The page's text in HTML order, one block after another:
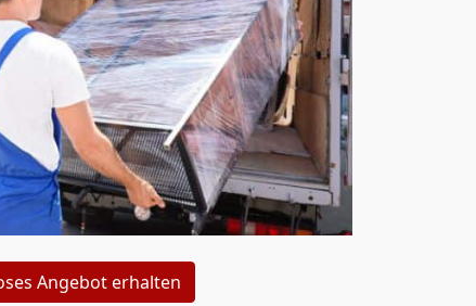
Angebot erhalten